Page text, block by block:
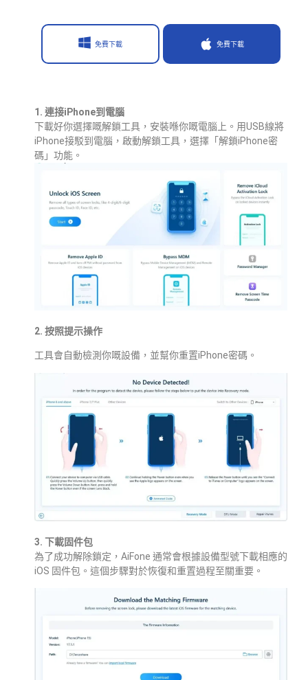
免費下載 免費下載
1. 連接iPhone到電腦
下載好你選擇嘅解鎖工具，安裝喺你嘅電腦上。用USB線將
iPhone接駁到電腦，啟動解鎖工具，選擇「解鎖iPhone密
碼」功能。
2. 按照提示操作
工具會自動檢測你嘅設備，並幫你重置iPhone密碼。
3. 下載固件包
為了成功解除鎖定，AiFone 通常會根據設備型號下載相應的
iOS 固件包。這個步驟對於恢復和重置過程至關重要。